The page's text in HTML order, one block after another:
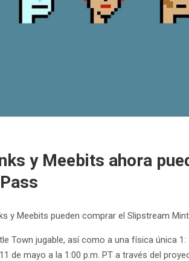
y Meebits ahora
y Meebits pueden comprar el Slipstream
Town jugable, así como a una física única 1:
de mayo a la 1:00 p.m. PT a través del